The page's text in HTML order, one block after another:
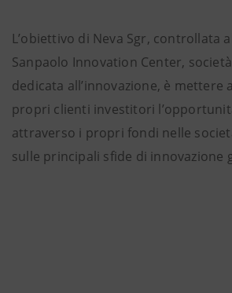
L’obiettivo di Neva Sgr, controllata
Sanpaolo Innovation Center,
dedicata all’innovazione, è mettere
propri clienti investitori
attraverso i propri fondi nelle
sulle principali sfide di innovazione